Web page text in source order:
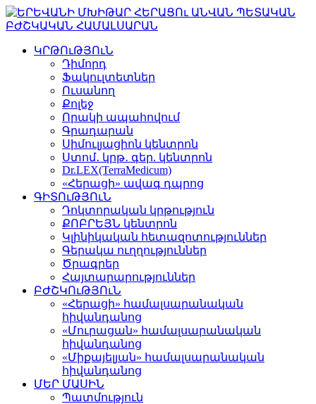
ԿՐԹՈւԹՅՈւՆ
Դիմորդ
Ֆակուլտետներ
Ուսանող
Քոլեջ
Որակի ապահովում
Գրադարան
Սիմուլյացիոն կենտրոն
Ստոմ․ կրթ․ գեր. կենտրոն
Dr.LEX(TerraMedicum)
«Հերացի» ավագ դպրոց
ԳԻՏՈւԹՅՈւՆ
Դոկտորական կրթություն
ՔՈԲՐԵՅՆ կենտրոն
Կլինիկական հետազոտություններ
Գերակա ուղղություններ
Ծրագրեր
Հայտարարություններ
ԲԺՇԿՈւԹՅՈւՆ
«Հերացի» համալսարանական
հիվանդանոց
«Մուրացան» համալսարանական
հիվանդանոց
«Միքայելյան» համալսարանական
հիվանդանոց
ՄԵՐ ՄԱՍԻՆ
Պատմություն